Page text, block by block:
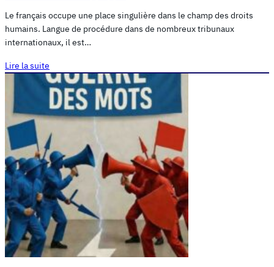
Le français occupe une place singulière dans le champ des droits
humains. Langue de procédure dans de nombreux tribunaux
internationaux, il est…
Lire la suite